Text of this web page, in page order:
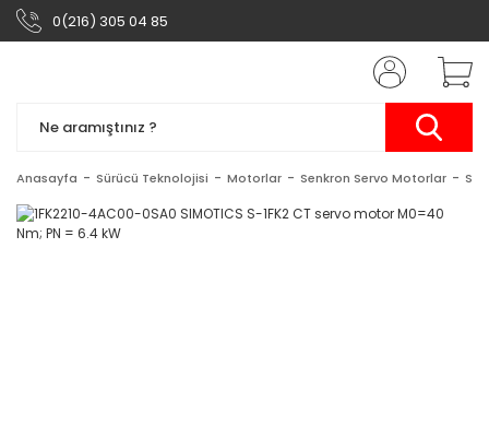
0(216) 305 04 85
Anasayfa Sürücü Teknolojisi Motorlar Senkron Servo Motorlar